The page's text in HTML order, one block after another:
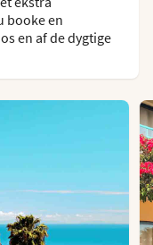
booke en
en af de dygtige